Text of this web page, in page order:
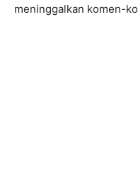
meninggalkan komen-